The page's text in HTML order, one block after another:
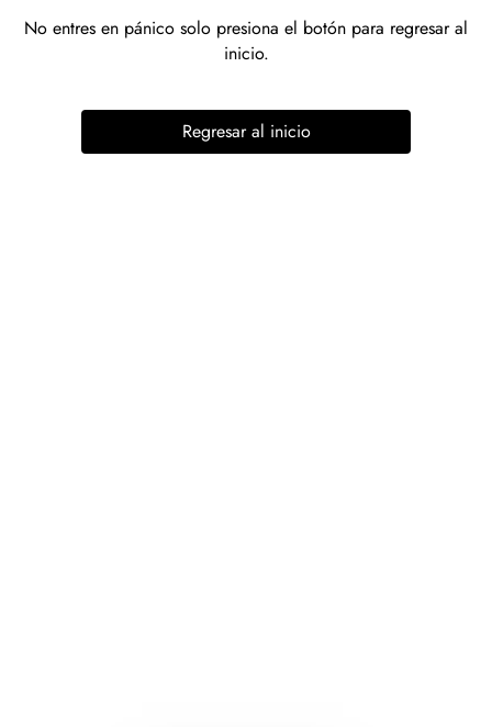
No entres en pánico solo presiona el botón para regresar al
inicio.
Regresar al inicio